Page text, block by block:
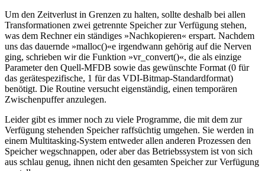
Um den Zeitverlust in Grenzen zu halten, sollte deshalb bei allen
Transformationen zwei getrennte Speicher zur Verfügung stehen,
was dem Rechner ein ständiges »Nachkopieren« erspart. Nachdem
uns das dauernde »malloc()«e irgendwann gehörig auf die Nerven
ging, schrieben wir die Funktion »vr_convert()«, die als einzige
Parameter den Quell-MFDB sowie das gewünschte Format (0 für
das gerätespezifische, 1 für das VDI-Bitmap-Standardformat)
benötigt. Die Routine versucht eigenständig, einen temporären
Zwischenpuffer anzulegen.
Leider gibt es immer noch zu viele Programme, die mit dem zur
Verfügung stehenden Speicher raffsüchtig umgehen. Sie werden in
einem Multitasking-System entweder allen anderen Prozessen den
Speicher wegschnappen, oder aber das Betriebssystem ist von sich
aus schlau genug, ihnen nicht den gesamten Speicher zur Verfügung